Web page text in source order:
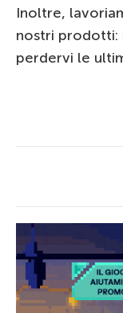
Inoltre,
nostri prodotti:
perdervi le